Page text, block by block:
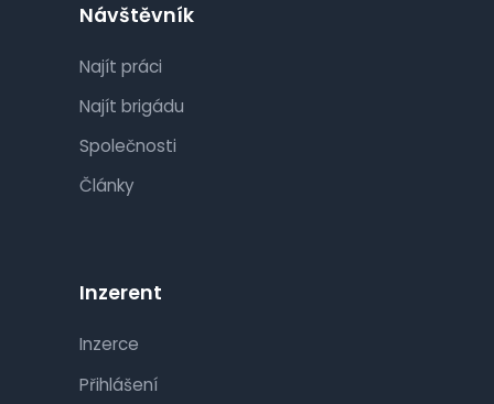
Návštěvník
Najít práci
Najít brigádu
Společnosti
Články
Inzerent
Inzerce
Přihlášení